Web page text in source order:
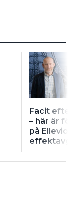
Facit
– här är
på Ellevios